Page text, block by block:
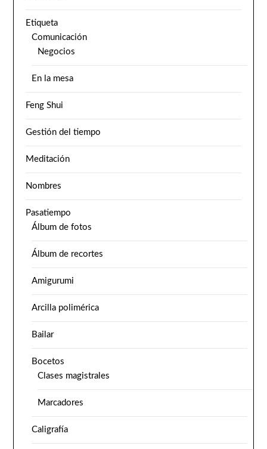
Etiqueta
Comunicación
Negocios
En la mesa
Feng Shui
Gestión del tiempo
Meditación
Nombres
Pasatiempo
Álbum de fotos
Álbum de recortes
Amigurumi
Arcilla polimérica
Bailar
Bocetos
Clases magistrales
Marcadores
Caligrafía